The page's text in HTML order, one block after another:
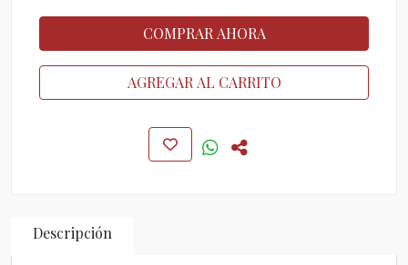
COMPRAR AHORA
AGREGAR AL CARRITO
Descripción